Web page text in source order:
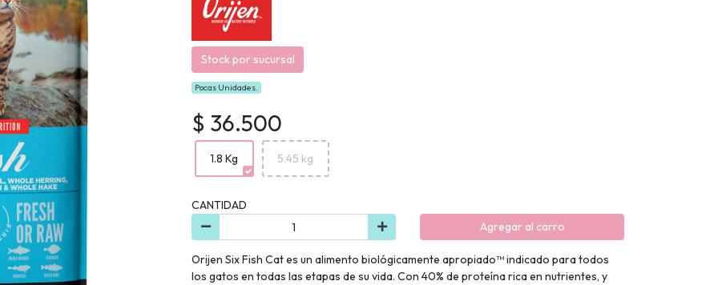
Stock por sucursal
Pocas Unidades.
$ 36.500
1.8 Kg 5.45 kg
CANTIDAD
Agregar al carro
Orijen Six Fish Cat es un alimento biológicamente apropiado™ indicado para todos
los gatos en todas las etapas de su vida. Con 40% de proteína rica en nutrientes, y